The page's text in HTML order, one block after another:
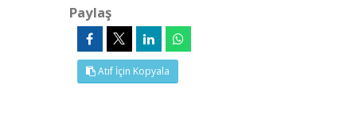
Paylaş
Atıf İçin Kopyala